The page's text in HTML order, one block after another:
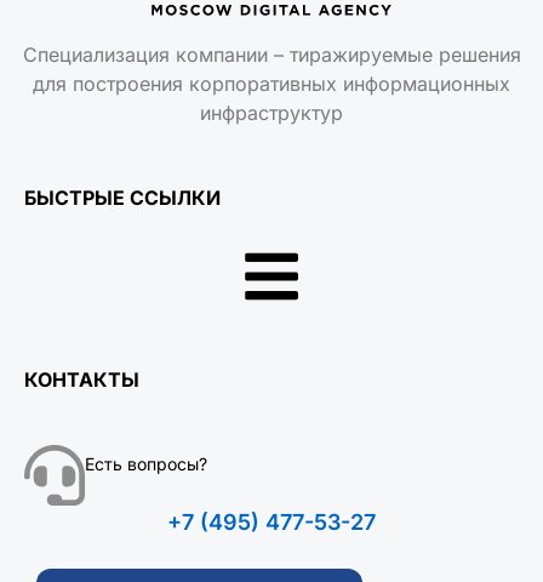
Специализация компании – тиражируемые решения
для построения корпоративных информационных
инфраструктур
БЫСТРЫЕ ССЫЛКИ
КОНТАКТЫ
Есть вопросы?
+7 (495) 477-53-27